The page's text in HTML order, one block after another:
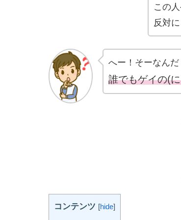
この
反対
へー！そーなんだ
誰でもゲイの(
コンテンツ [hide]